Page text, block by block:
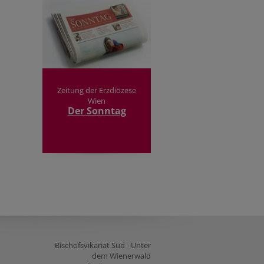
Zeitung der Erzdiözese
Wien
Der Sonntag
Bischofsvikariat Süd - Unter
dem Wienerwald